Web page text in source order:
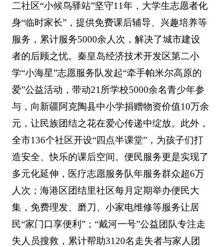
二社区“小候鸟驿站”坚守11年，大学生志愿者化
身“临时家长”，提供免费课后辅导、兴趣培养等
服务，累计服务5000余人次，解决了城市建设
者的后顾之忧。秦皇岛经济技术开发区第二小
学“小海星”志愿服务队发起“牵手帕米尔高原的
爱”公益活动，带动21所学校5000余名青少年参
与，向新疆阿克陶县中小学捐赠物资价值10万余
元，让民族团结之花在爱心传递中绽放。此外，
全市136个社区开设“四点半课堂”，为孩子们打
造安全、快乐的课后空间。便民服务更是实现了
多元化延伸，医疗志愿服务队年服务群众超6万
人次；海港区团结里社区每月定期举办便民大
集，免费理发、磨刀、小家电维修等服务让居
民“家门口享便利”；“戴河一号”公益团队专注走
失人员搜救，累计帮助3120名走失者与家人团